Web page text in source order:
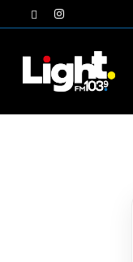
to
twitterinstagram